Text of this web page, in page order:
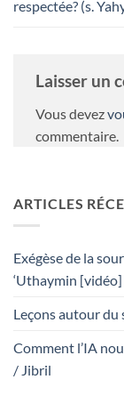
respectée? (s.
Laisser un
Vous devez
commentaire.
ARTICLES
Exégèse de la
‘Uthaymin [vidéo]
Leçons autour du
Comment l’IA
/ Jibril